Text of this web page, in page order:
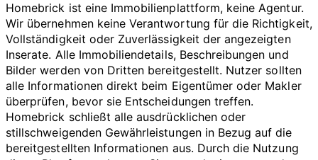
Homebrick ist eine Immobilienplattform, keine Agentur.
Wir übernehmen keine Verantwortung für die Richtigkeit,
Vollständigkeit oder Zuverlässigkeit der angezeigten
Inserate. Alle Immobiliendetails, Beschreibungen und
Bilder werden von Dritten bereitgestellt. Nutzer sollten
alle Informationen direkt beim Eigentümer oder Makler
überprüfen, bevor sie Entscheidungen treffen.
Homebrick schließt alle ausdrücklichen oder
stillschweigenden Gewährleistungen in Bezug auf die
bereitgestellten Informationen aus. Durch die Nutzung